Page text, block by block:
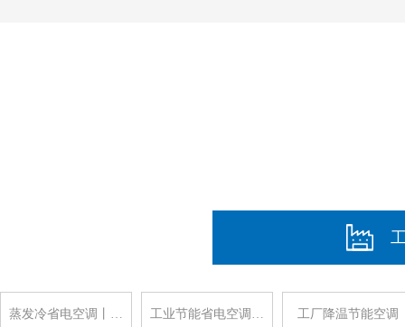
蒸发冷省电空调丨… 工业节能省电空调… 工厂降温节能空调